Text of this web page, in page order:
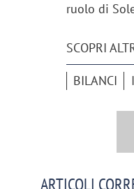
ruolo di
SCOPRI
BILANCI
brand food:
«La